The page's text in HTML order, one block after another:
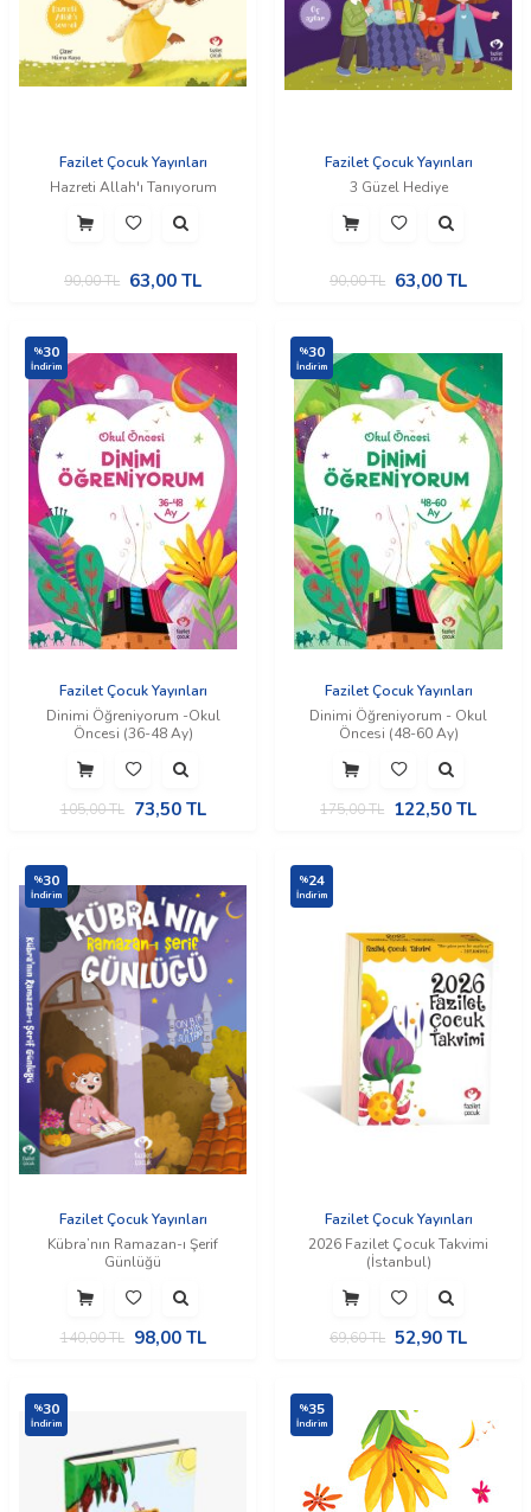
Fazilet Çocuk Yayınları
Hazreti Allah'ı Tanıyorum
90,00TL 63,00 TL
Fazilet Çocuk Yayınları
3 Güzel Hediye
90,00TL 63,00 TL
%30
İndirim
Fazilet Çocuk Yayınları
Dinimi Öğreniyorum -Okul
Öncesi (36-48 Ay)
105,00TL 73,50TL
%30
İndirim
Fazilet Çocuk Yayınları
Dinimi Öğreniyorum - Okul
Öncesi (48-60 Ay)
175,00TL 122,50 TL
%30
İndirim
Fazilet Çocuk Yayınları
Kübra’nın Ramazan-ı Şerif
Günlüğü
140,00TL 98,00TL
%24
İndirim
Fazilet Çocuk Yayınları
2026 Fazilet Çocuk Takvimi
(İstanbul)
69,60TL 52,90 TL
%30
İndirim
%35
İndirim